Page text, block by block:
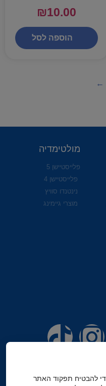
₪10.00
הוספה לסל
←
מולטימדיה
פלייסטיישן 5
פלייסטיישן 4
נינטנדו סוויץ
מוצרי גיימינג
להבטיח תפקוד האתר